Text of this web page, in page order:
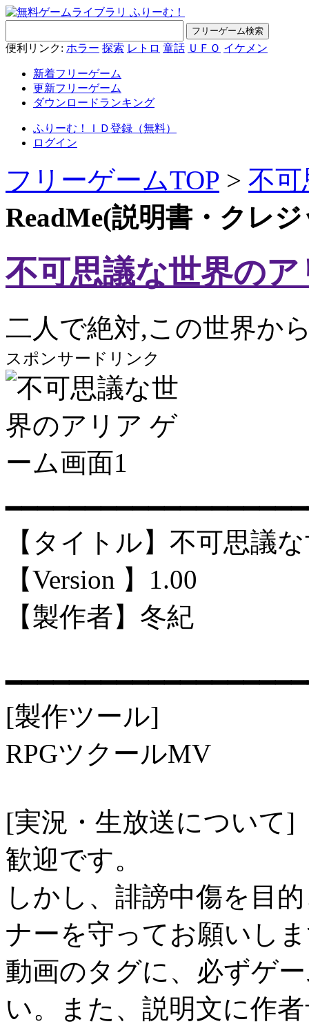
便利リンク: ホラー 探索 レトロ 童話 ＵＦＯ イケメン
新着フリーゲーム
更新フリーゲーム
ダウンロードランキング
ふりーむ！ＩＤ登録（無料）
ログイン
フリーゲームTOP > 不
ReadMe(説明書・クレ
不可思議な世界のア
二人で絶対,この世界か
スポンサードリンク
【タイトル】不可思議
【Version 】1.00
【製作者】冬紀
[製作ツール]
RPGツクールMV
[実況・生放送について]
歓迎です。
しかし、誹謗中傷を目
ナーを守ってお願いし
動画のタグに、必ずゲ
い。また、説明文に作